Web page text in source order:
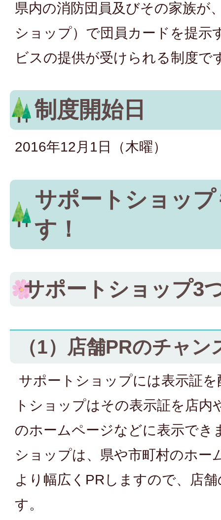
県内の消防団員及びその家族が
ショップ）で団員カードを提示
ビスの提供が受けられる制度で
制度開始日
2016年12月1日（木曜）
サポートショッ
す！
サポートショップ3
（1）店舗PRのチャン
サポートショップには表示証
トショップはその表示証を店内
のホームページなどに表示でき
ショップは、県や市町村のホー
より幅広くPRしますので、店
す。